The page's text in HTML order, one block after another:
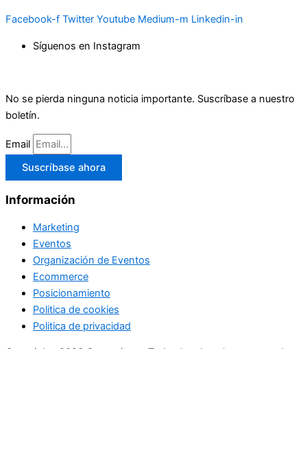
Facebook-f Twitter Youtube Medium-m Linkedin-in
Síguenos en Instagram
No se pierda ninguna noticia importante. Suscríbase a nuestro
boletín.
Email
Suscríbase ahora
Información
Marketing
Eventos
Organización de Eventos
Ecommerce
Posicionamiento
Politica de cookies
Politica de privacidad
Copyright+2026 Comunistes. Todos los derechos reservados.